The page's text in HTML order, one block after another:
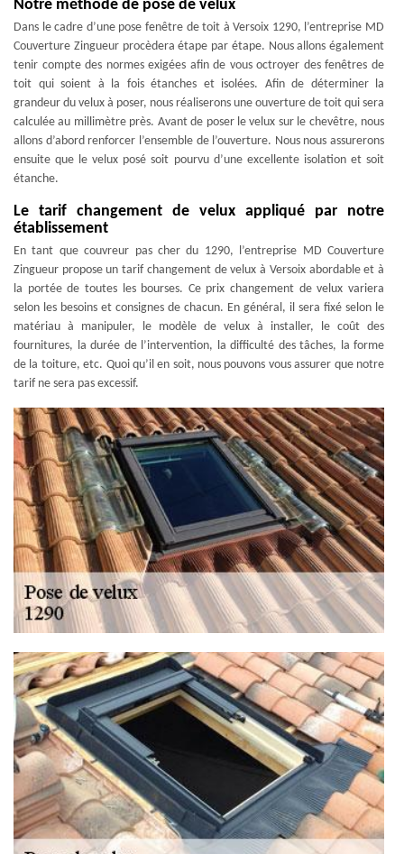
Notre méthode de pose de velux
Dans le cadre d’une pose fenêtre de toit à Versoix 1290, l’entreprise MD
Couverture Zingueur procèdera étape par étape. Nous allons également
tenir compte des normes exigées afin de vous octroyer des fenêtres de
toit qui soient à la fois étanches et isolées. Afin de déterminer la
grandeur du velux à poser, nous réaliserons une ouverture de toit qui sera
calculée au millimètre près. Avant de poser le velux sur le chevêtre, nous
allons d’abord renforcer l’ensemble de l’ouverture. Nous nous assurerons
ensuite que le velux posé soit pourvu d’une excellente isolation et soit
étanche.
Le tarif changement de velux appliqué par notre
établissement
En tant que couvreur pas cher du 1290, l’entreprise MD Couverture
Zingueur propose un tarif changement de velux à Versoix abordable et à
la portée de toutes les bourses. Ce prix changement de velux variera
selon les besoins et consignes de chacun. En général, il sera fixé selon le
matériau à manipuler, le modèle de velux à installer, le coût des
fournitures, la durée de l’intervention, la difficulté des tâches, la forme
de la toiture, etc. Quoi qu’il en soit, nous pouvons vous assurer que notre
tarif ne sera pas excessif.